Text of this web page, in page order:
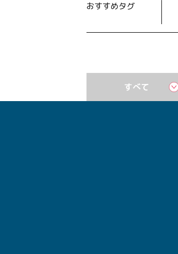
おすすめタグ
すべて